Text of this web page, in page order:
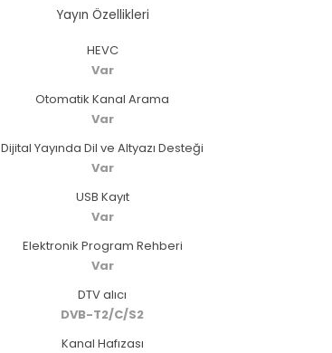
Yayın Özellikleri
HEVC
Var
Otomatik Kanal Arama
Var
Dijital Yayında Dil ve Altyazı Desteği
Var
USB Kayıt
Var
Elektronik Program Rehberi
Var
DTV alıcı
DVB-T2/C/S2
Kanal Hafızası